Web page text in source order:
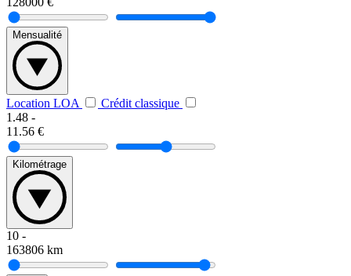
Mensualité
Location LOA
Crédit classique
1.48 -
11.56 €
Kilométrage
10 -
163806 km